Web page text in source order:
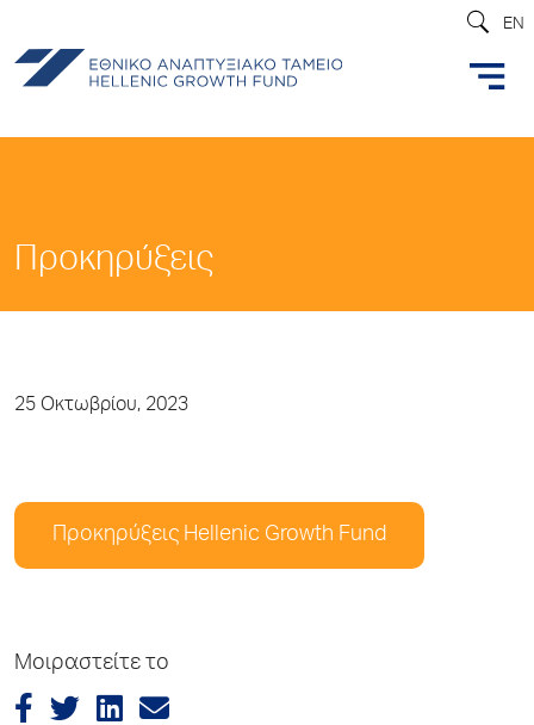
EN
Προκηρύξεις
25 Οκτωβρίου, 2023
Προκηρύξεις Hellenic Growth Fund
Μοιραστείτε το